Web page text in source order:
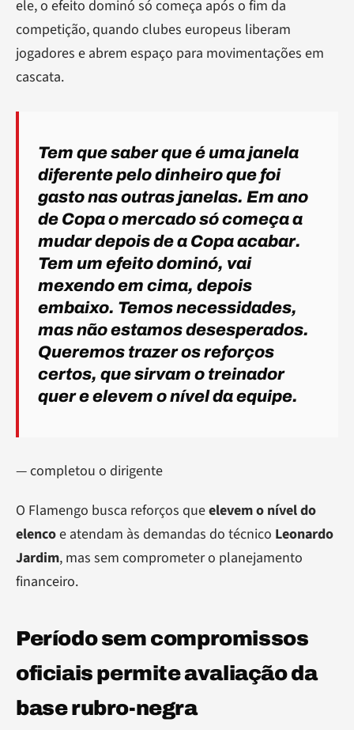
ele, o efeito dominó só começa após o fim da
competição, quando clubes europeus liberam
jogadores e abrem espaço para movimentações em
cascata.
Tem que saber que é uma janela
diferente pelo dinheiro que foi
gasto nas outras janelas. Em ano
de Copa o mercado só começa a
mudar depois de a Copa acabar.
Tem um efeito dominó, vai
mexendo em cima, depois
embaixo. Temos necessidades,
mas não estamos desesperados.
Queremos trazer os reforços
certos, que sirvam o treinador
quer e elevem o nível da equipe.
— completou o dirigente
O Flamengo busca reforços queelevem o nível do
elencoe atendam às demandas do técnico Leonardo
Jardim, mas sem comprometer o planejamento
financeiro.
Período sem compromissos
oficiais permite avaliação da
base rubro-negra